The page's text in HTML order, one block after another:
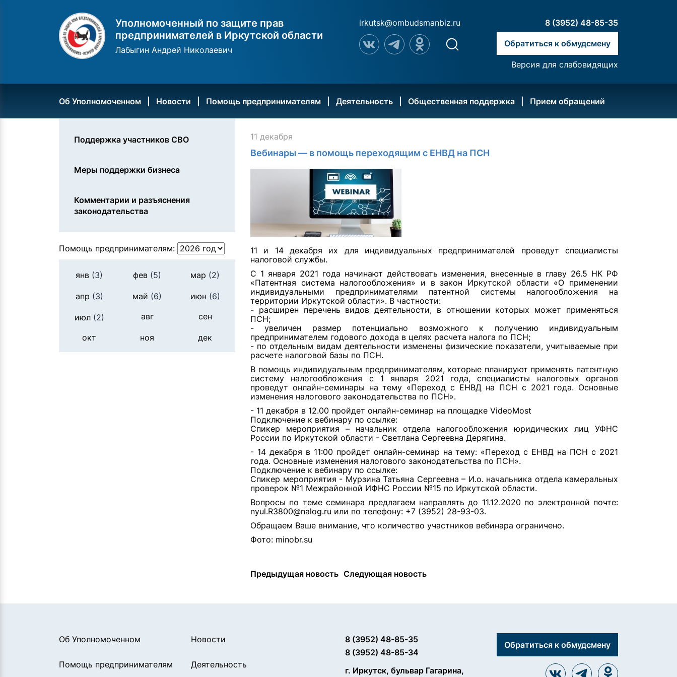
Уполномоченный по защите прав
предпринимателей в Иркутской области
Лабыгин Андрей Николаевич
irkutsk@ombudsmanbiz.ru 8 (3952) 48-85-35
Обратиться к обмудсмену
Версия для слабовидящих
Об Уполномоченном Новости Помощь предпринимателям Деятельность Общественная поддержка Прием обращений
Поддержка участников СВО
Меры поддержки бизнеса
Комментарии и разъяснения
законодательства
Помощь предпринимателям:
янв (3) фев (5) мар (2)
апр (3) май (6) июн (6)
июл(2) авг сен
окт ноя дек
11 декабря
Вебинары — в помощь переходящим с ЕНВД на ПСН
11 и 14 декабря их для индивидуальных предпринимателей проведут специалисты
налоговой службы.
С 1 января 2021 года начинают действовать изменения, внесенные в главу 26.5 НК РФ
«Патентная система налогообложения» и в закон Иркутской области «О применении
индивидуальными предпринимателями патентной системы налогообложения на
территории Иркутской области». В частности:
- расширен перечень видов деятельности, в отношении которых может применяться
ПСН;
- увеличен размер потенциально возможного к получению индивидуальным
предпринимателем годового дохода в целях расчета налога по ПСН;
- по отдельным видам деятельности изменены физические показатели, учитываемые при
расчете налоговой базы по ПСН.
В помощь индивидуальным предпринимателям, которые планируют применять патентную
систему налогообложения с 1 января 2021 года, специалисты налоговых органов
проведут онлайн-семинары на тему «Переход с ЕНВД на ПСН с 2021 года. Основные
изменения налогового законодательства по ПСН».
- 11 декабря в 12.00 пройдет онлайн-семинар на площадке VideoMost
Подключение к вебинару по ссылке:
Спикер мероприятия – начальник отдела налогообложения юридических лиц УФНС
России по Иркутской области - Светлана Сергеевна Дерягина.
- 14 декабря в 11:00 пройдет онлайн-семинар на тему: «Переход с ЕНВД на ПСН с 2021
года. Основные изменения налогового законодательства по ПСН».
Подключение к вебинару по ссылке:
Спикер мероприятия - Мурзина Татьяна Сергеевна – И.о. начальника отдела камеральных
проверок №1 Межрайонной ИФНС России №15 по Иркутской области.
Вопросы по теме семинара предлагаем направлять до 11.12.2020 по электронной почте:
nyul.R3800@nalog.ru или по телефону: +7 (3952) 28-93-03.
Обращаем Ваше внимание, что количество участников вебинара ограничено.
Фото: minobr.su
Предыдущая новость Следующая новость
Об Уполномоченном Новости
Помощь предпринимателям Деятельность
8 (3952) 48-85-35
8 (3952) 48-85-34
г. Иркутск, бульвар Гагарина,
Обратиться к обмудсмену